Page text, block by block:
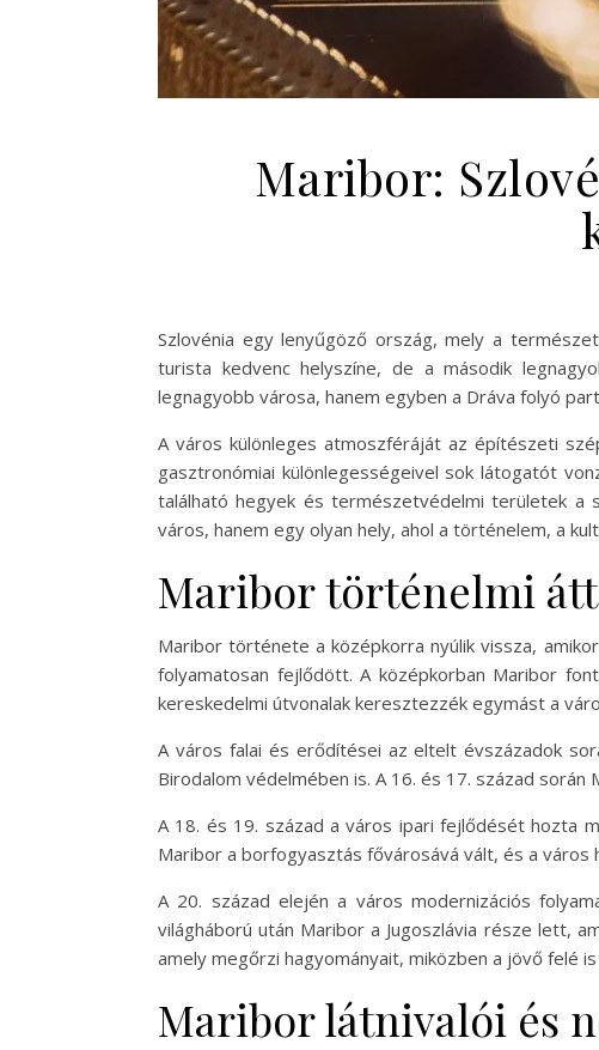
Maribor:
Szlovénia egy lenyűgöző ország, mely a
turista kedvenc helyszíne, de a második
legnagyobb városa, hanem egyben a Dráva folyó
A város különleges atmoszféráját az építészeti
gasztronómiai különlegességeivel sok látogatót
található hegyek és természetvédelmi területek a
város, hanem egy olyan hely, ahol a történelem, a
Maribor történelmi
Maribor története a középkorra nyúlik vissza,
folyamatosan fejlődött. A középkorban Maribor
kereskedelmi útvonalak keresztezzék egymást a
A város falai és erődítései az eltelt évszázadok
Birodalom védelmében is. A 16. és 17. század
A 18. és 19. század a város ipari fejlődését hozta
Maribor a borfogyasztás fővárosává vált, és a város
A 20. század elején a város modernizációs
világháború után Maribor a Jugoszlávia része lett,
amely megőrzi hagyományait, miközben a jövő felé
Maribor látnivalói és